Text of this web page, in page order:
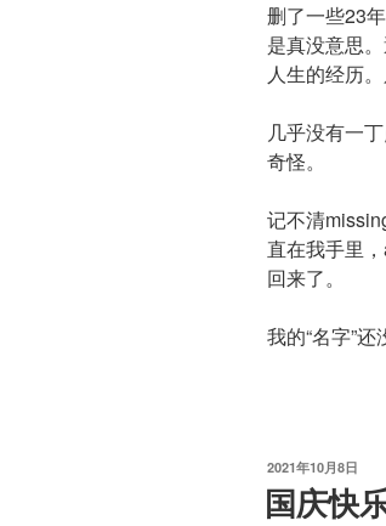
删了一些23
是真没意思
人生的经历
几乎没有一
奇怪。
记不清
直在我手里
回来了。
我的“名字”
发
布
于
2021年10月8日
国庆快